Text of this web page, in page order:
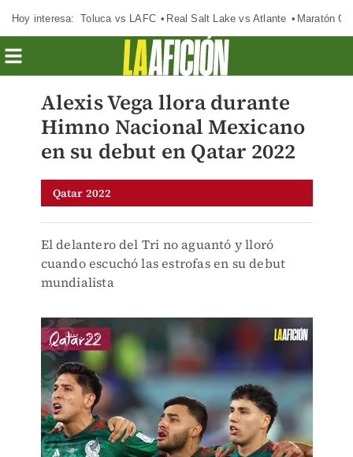
Hoy interesa: Toluca vs LAFC Real Salt Lake vs Atlante Maratón
Alexis Vega llora durante
Himno Nacional Mexicano
en su debut en Qatar 2022
Qatar 2022
El delantero del Tri no aguantó y lloró
cuando escuchó las estrofas en su debut
mundialista